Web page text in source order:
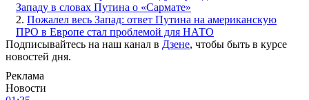
Западу в словах Путина о «Сармате»
2. Пожалел весь Запад: ответ Путина на американскую
ПРО в Европе стал проблемой для НАТО
Подписывайтесь на наш канал в Дзене, чтобы быть в курсе
новостей дня.
Реклама
Новости